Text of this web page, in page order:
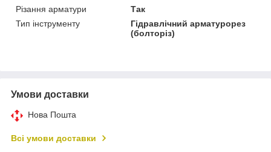
Різання арматури
Так
Тип інструменту
Гідравлічний арматурорез
(болторіз)
Умови доставки
Нова Пошта
Всі умови доставки